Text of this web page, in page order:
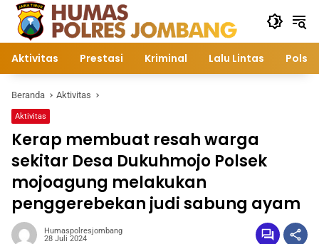
Langsung
konten
Aktivitas Prestasi Kriminal Lalu Lintas
Beranda Aktivitas
Aktivitas
Kerap membuat resah warga
sekitar Desa Dukuhmojo Polsek
mojoagung melakukan
penggerebekan judi sabung ayam
Humaspolresjombang
28 Juli 2024